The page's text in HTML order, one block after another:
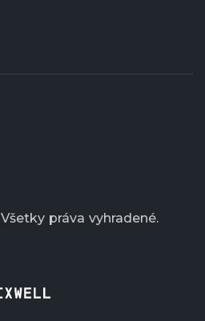
Všetky práva vyhradené.